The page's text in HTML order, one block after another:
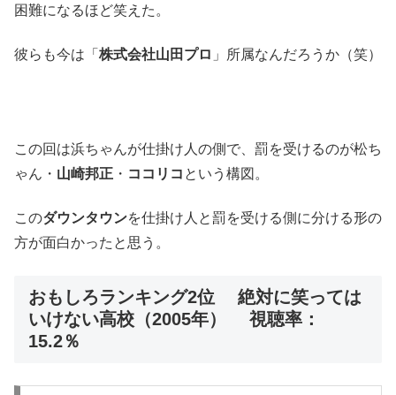
困難になるほど笑えた。
彼らも今は「 株式会社山田プロ 」所属なんだろうか（笑）
この回は浜ちゃんが仕掛け人の側で、罰を受けるのが松ち
ゃん・ 山崎邦正 ・ ココリコ という構図。
このダウンタウンを仕掛け人と罰を受ける側に分ける形の
方が面白かったと思う。
おもしろランキング2位 絶対に笑っては
いけない高校（2005年） 視聴率：
15.2％